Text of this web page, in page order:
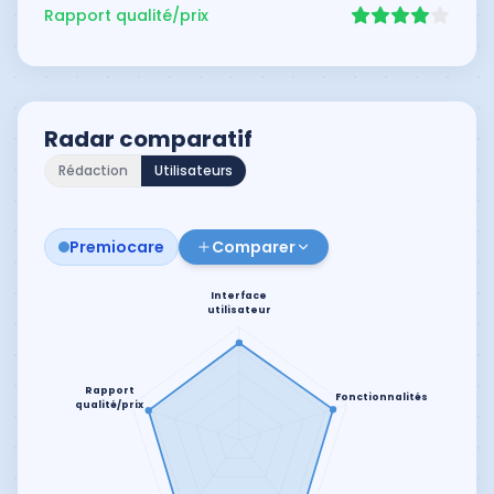
Rapport qualité/prix
Radar comparatif
Rédaction Utilisateurs
Premiocare Comparer
Interface
utilisateur
Fonctionnalités
Rapport
qualité/prix